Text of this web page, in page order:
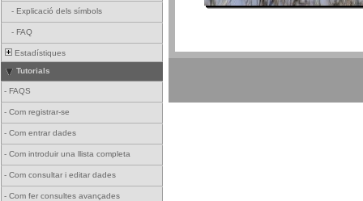
- Explicació dels símbols
- FAQ
Estadístiques
Tutorials
- FAQS
- Com registrar-se
- Com entrar dades
- Com introduir una llista completa
- Com consultar i editar dades
- Com fer consultes avançades